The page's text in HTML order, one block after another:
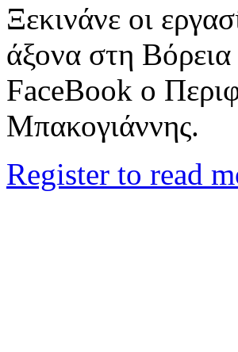
Ξεκινάνε οι
άξονα στη
FaceBook ο
Μπακογιάννης.
Register to read